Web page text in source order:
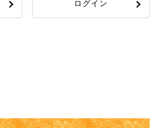
ログイン